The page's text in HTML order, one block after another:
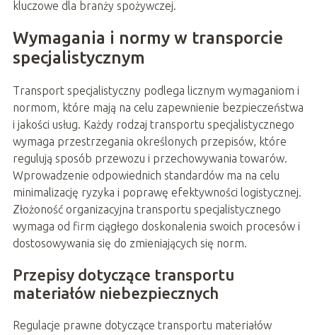
kluczowe dla branży spożywczej.
Wymagania i normy w transporcie
specjalistycznym
Transport specjalistyczny podlega licznym wymaganiom i
normom, które mają na celu zapewnienie bezpieczeństwa
i jakości usług. Każdy rodzaj transportu specjalistycznego
wymaga przestrzegania określonych przepisów, które
regulują sposób przewozu i przechowywania towarów.
Wprowadzenie odpowiednich standardów ma na celu
minimalizację ryzyka i poprawę efektywności logistycznej.
Złożoność organizacyjna transportu specjalistycznego
wymaga od firm ciągłego doskonalenia swoich procesów i
dostosowywania się do zmieniających się norm.
Przepisy dotyczące transportu
materiałów niebezpiecznych
Regulacje prawne dotyczące transportu materiałów